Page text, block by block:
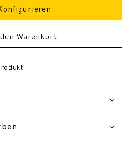
Warenkorb